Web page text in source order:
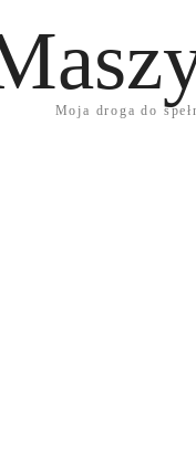
Moja droga do